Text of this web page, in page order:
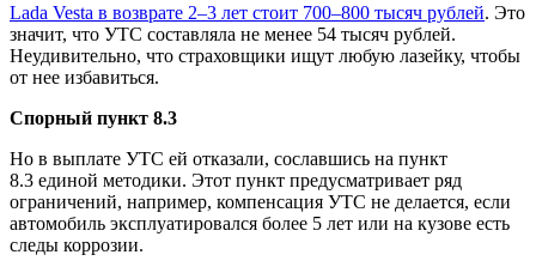
Lada Vesta в возврате 2–3 лет стоит 700–800 тысяч рублей. Это
значит, что УТС составляла не менее 54 тысяч рублей.
Неудивительно, что страховщики ищут любую лазейку, чтобы
от нее избавиться.
Спорный пункт 8.3
Но в выплате УТС ей отказали, сославшись на пункт
8.3 единой методики. Этот пункт предусматривает ряд
ограничений, например, компенсация УТС не делается, если
автомобиль эксплуатировался более 5 лет или на кузове есть
следы коррозии.